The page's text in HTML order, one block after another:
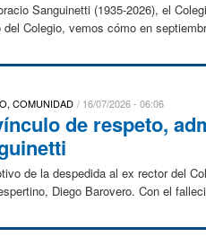
Sanguinetti (1935-2026), el
del Colegio, vemos cómo en
COMUNIDAD 16/07/2026 - 06:06
de respeto,
de la despedida al ex rector del
Diego Barovero. Con el